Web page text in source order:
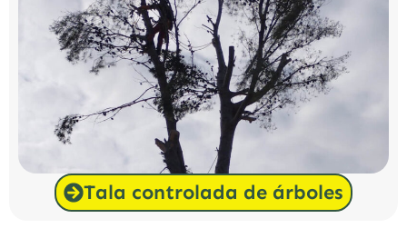
Tala controlada de árboles